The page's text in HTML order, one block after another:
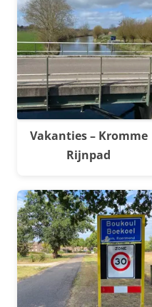
Vakanties – Kromme
Rijnpad